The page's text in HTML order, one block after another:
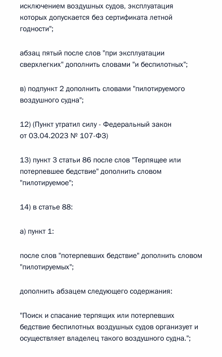
исключением воздушных судов, эксплуатация
которых допускается без сертификата летной
годности";
абзац пятый после слов "при эксплуатации
сверхлегких" дополнить словами "и беспилотных";
в) подпункт 2 дополнить словами "пилотируемого
воздушного судна";
12) (Пункт утратил силу - Федеральный закон
от 03.04.2023 № 107-ФЗ)
13) пункт 3 статьи 86 после слов "Терпящее или
потерпевшее бедствие" дополнить словом
"пилотируемое";
14) в статье 88:
а) пункт 1:
после слов "потерпевших бедствие" дополнить словом
"пилотируемых";
дополнить абзацем следующего содержания:
"Поиск и спасание терпящих или потерпевших
бедствие беспилотных воздушных судов организует и
осуществляет владелец такого воздушного судна.";